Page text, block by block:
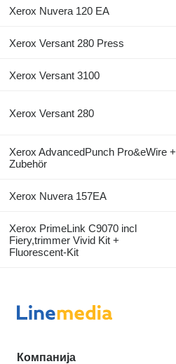
Xerox Nuvera 120 EA
Xerox Versant 280 Press
Xerox Versant 3100
Xerox Versant 280
Xerox AdvancedPunch Pro&eWire +
Zubehör
Xerox Nuvera 157EA
Xerox PrimeLink C9070 incl
Fiery,trimmer Vivid Kit +
Fluorescent-Kit
Компанија